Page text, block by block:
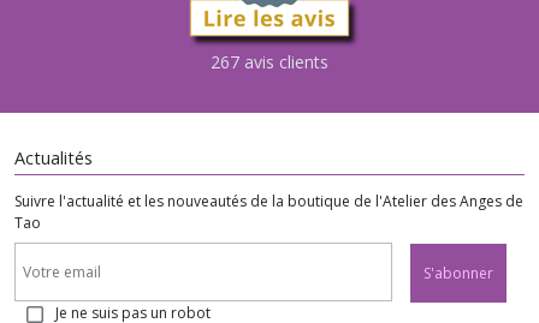
267 avis clients
Actualités
Suivre l'actualité et les nouveautés de la boutique de l'Atelier des Anges de
Tao
S'abonner
Je ne suis pas un robot